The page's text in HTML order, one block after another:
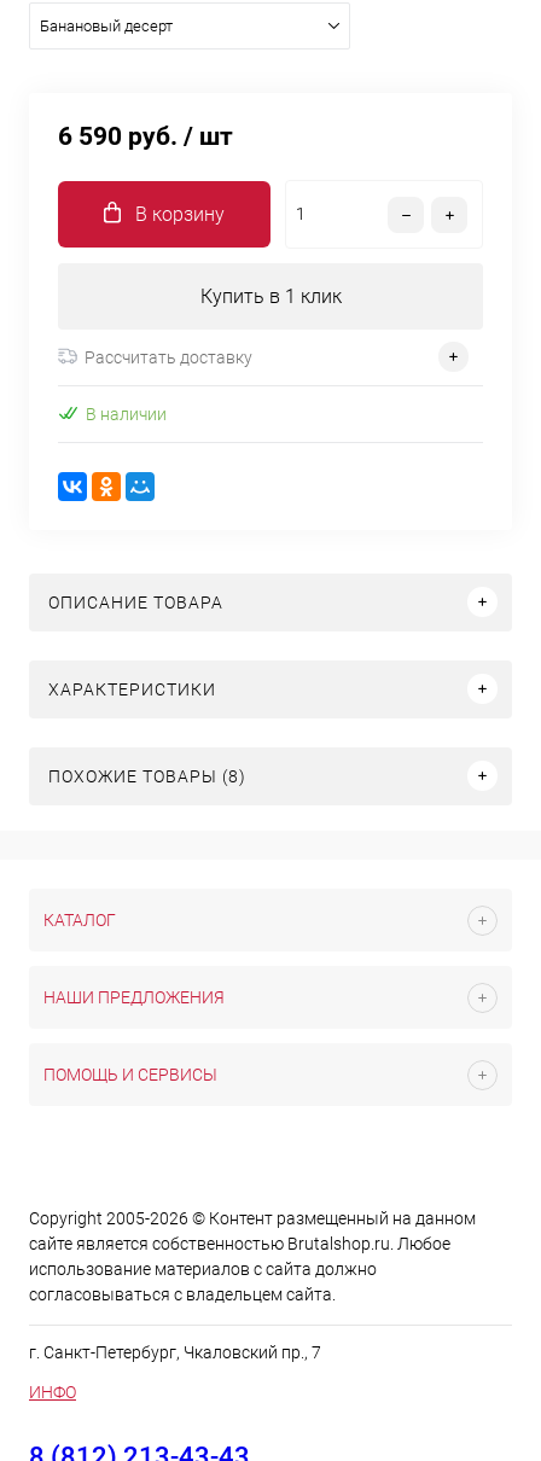
Банановый десерт
6 590 руб. / шт
В корзину
Купить в 1 клик
Рассчитать доставку
В наличии
ОПИСАНИЕ ТОВАРА
ХАРАКТЕРИСТИКИ
ПОХОЖИЕ ТОВАРЫ (8)
КАТАЛОГ
НАШИ ПРЕДЛОЖЕНИЯ
ПОМОЩЬ И СЕРВИСЫ
Copyright 2005-2026 © Контент размещенный на данном
сайте является cобственностью Brutalshop.ru. Любое
использование материалов с сайта должно
согласовываться с владельцем сайта.
г. Санкт-Петербург, Чкаловский пр., 7
ИНФО